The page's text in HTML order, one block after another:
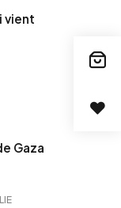
vient
Gaza